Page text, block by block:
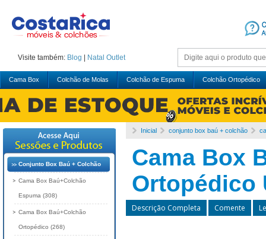
Visite também: Blog Natal Outlet
Cama Box Colchão de Molas Colchão de Espuma Colchão Ortopédico
Inicial conjunto box baú + colchão
Cama Box
Ortopédico
Descrição Completa Comente
Conjunto Box Baú + Colchão
Cama Box Baú+Colchão
Espuma (308)
Cama Box Baú+Colchão
Ortopédico (268)